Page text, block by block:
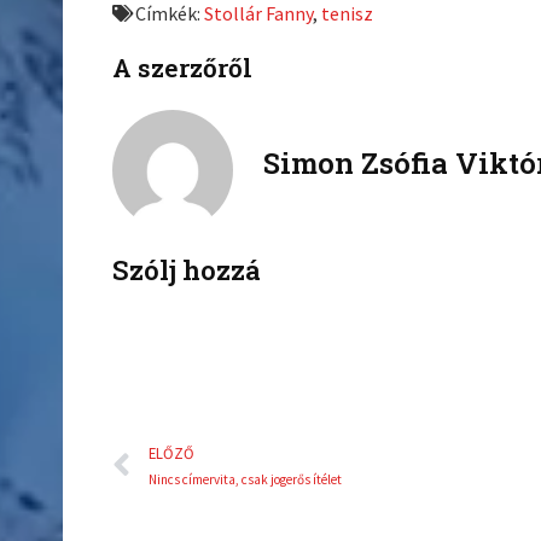
o
f
b
t
t
Címkék:Stollár Fanny, tenisz
A szerzőről
Simon Zsófia
Szólj hozzá
Előző
ELŐZŐ
Nincs címervita, csak jogerős ítélet